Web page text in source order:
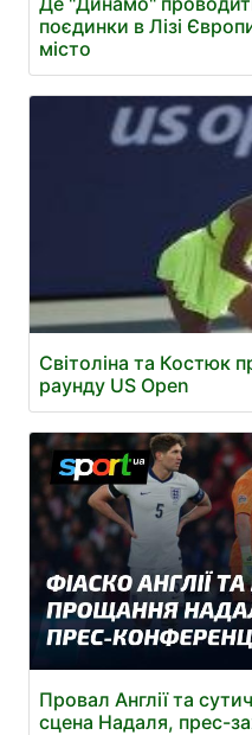
поєдинки в Лізі
місто
Світоліна та Костюк
раунду US Open
Провал Англії та
сцена Надаля, прес-